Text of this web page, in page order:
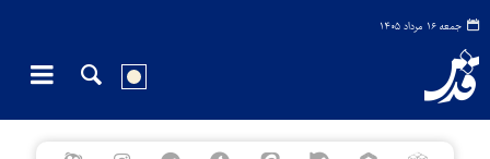
جمعه ۱۶ مرداد ۱۴۰۵